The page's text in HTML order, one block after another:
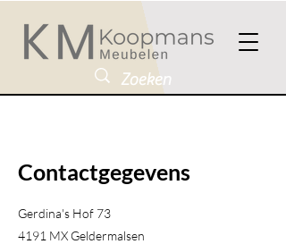
Contactgegevens
Gerdina's Hof 73
4191 MX Geldermalsen​